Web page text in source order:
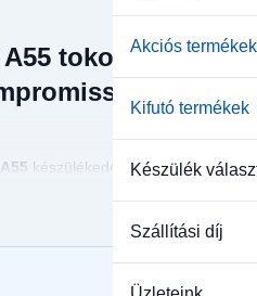
Akciós termékek
Kifutó termékek
Készülék
Szállítási díj
tokok - Stílus
készülékedet a mindennapi
hogy minden életstílushoz
Ha megőriznéd a telefon eredeti